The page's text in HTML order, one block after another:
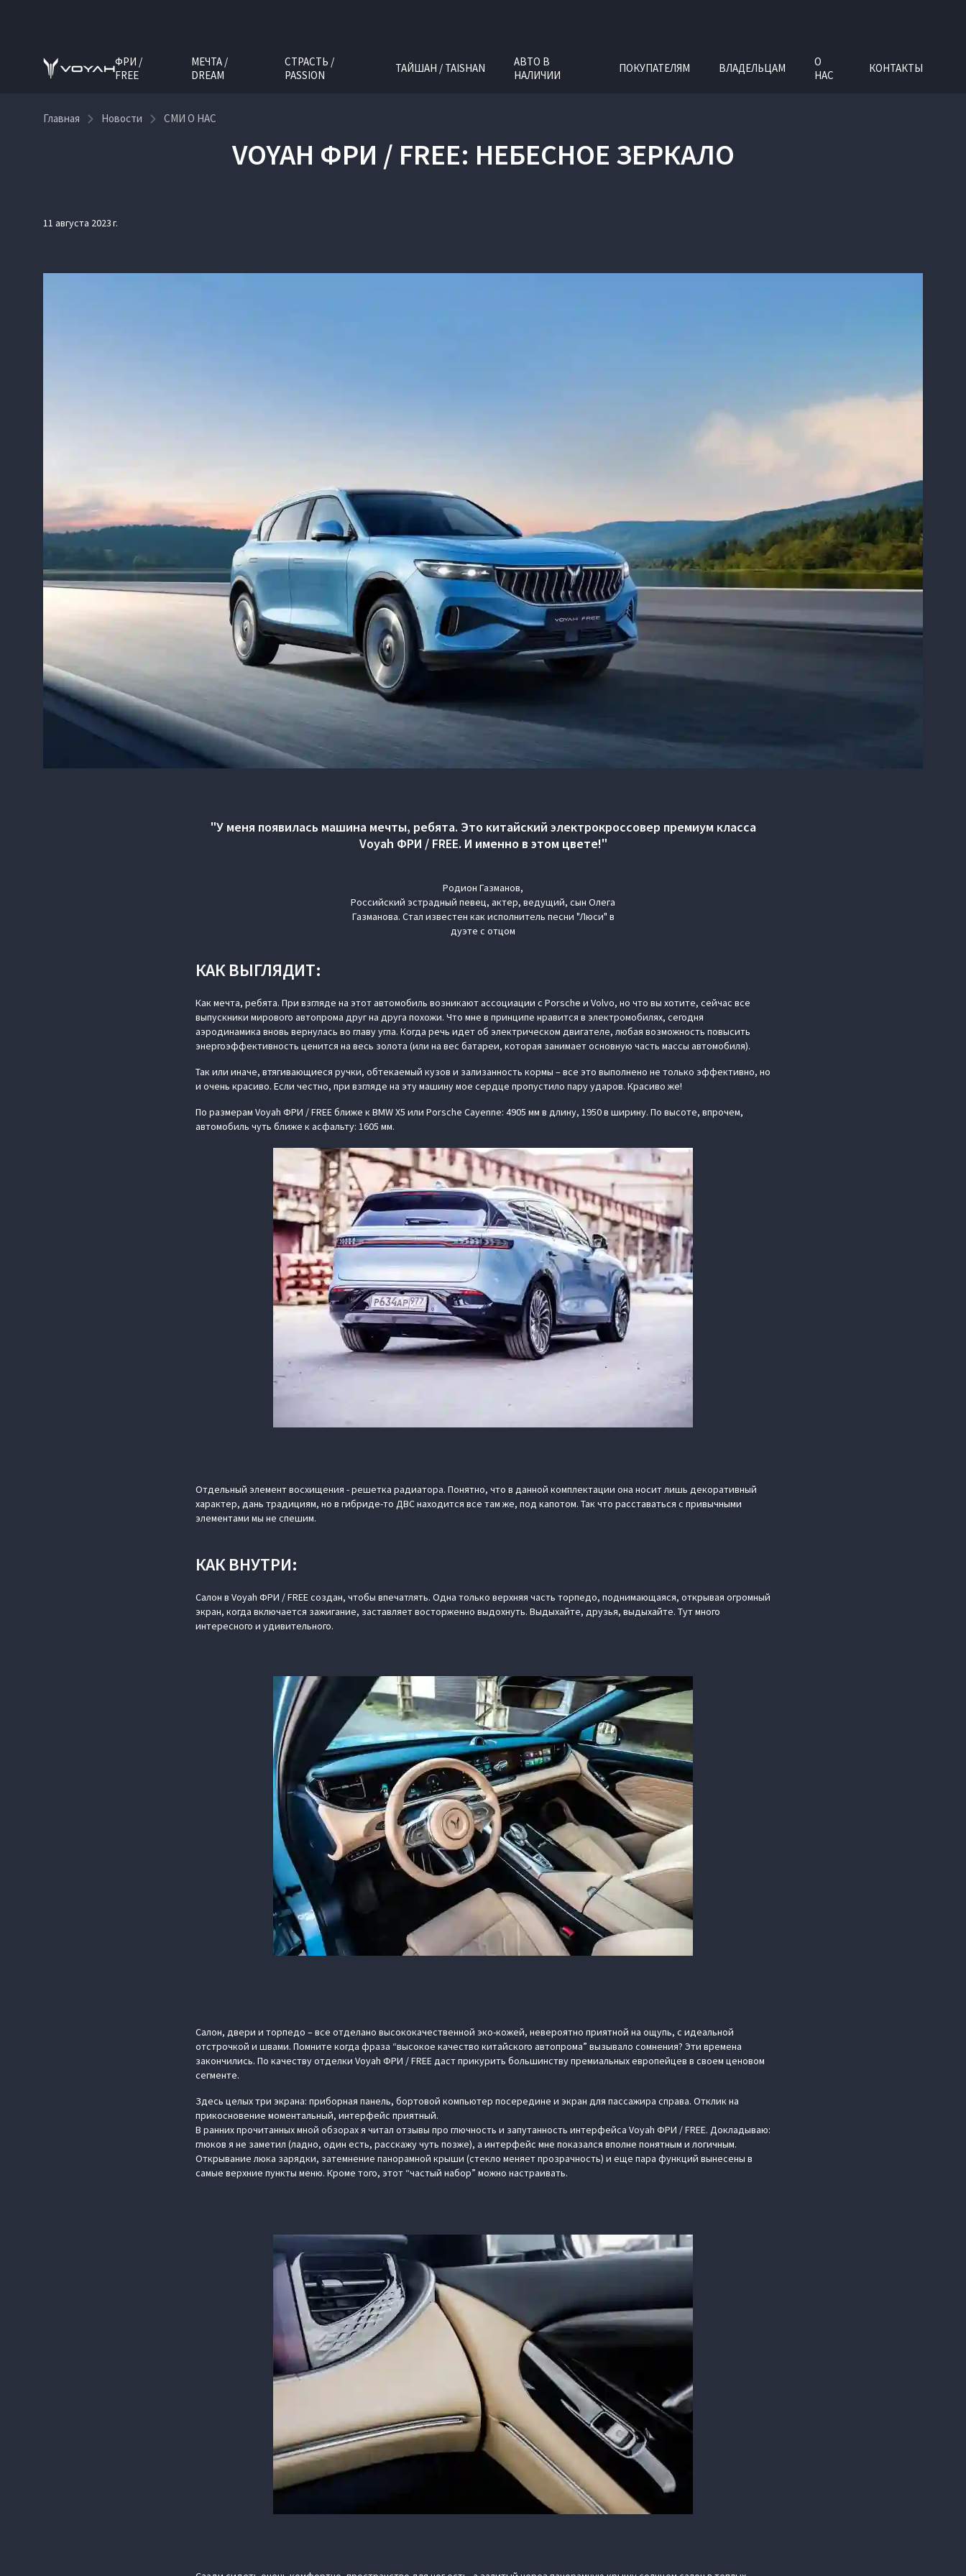
ФРИ /
FREE
МЕЧТА /
DREAM
СТРАСТЬ /
PASSION
ТАЙШАН / TAISHAN
АВТО В
НАЛИЧИИ
ПОКУПАТЕЛЯМ ВЛАДЕЛЬЦАМ
О
НАС
КОНТАКТЫ
Главная Новости СМИ О НАС
VOYAH ФРИ / FREE: НЕБЕСНОЕ ЗЕРКАЛО
11 августа 2023 г.
"У меня появилась машина мечты, ребята. Это китайский электрокроссовер премиум класса
Voyah ФРИ / FREE. И именно в этом цвете!"
Родион Газманов,
Российский эстрадный певец, актер, ведущий, сын Олега
Газманова. Стал известен как исполнитель песни "Люси" в
дуэте с отцом
КАК ВЫГЛЯДИТ:
Как мечта, ребята. При взгляде на этот автомобиль возникают ассоциации с Porsche и Volvo, но что вы хотите, сейчас все
выпускники мирового автопрома друг на друга похожи. Что мне в принципе нравится в электромобилях, сегодня
аэродинамика вновь вернулась во главу угла. Когда речь идет об электрическом двигателе, любая возможность повысить
энергоэффективность ценится на весь золота (или на вес батареи, которая занимает основную часть массы автомобиля).
Так или иначе, втягивающиеся ручки, обтекаемый кузов и зализанность кормы – все это выполнено не только эффективно, но
и очень красиво. Если честно, при взгляде на эту машину мое сердце пропустило пару ударов. Красиво же!
По размерам Voyah ФРИ / FREE ближе к BMW X5 или Porsche Cayenne: 4905 мм в длину, 1950 в ширину. По высоте, впрочем,
автомобиль чуть ближе к асфальту: 1605 мм.
Отдельный элемент восхищения - решетка радиатора. Понятно, что в данной комплектации она носит лишь декоративный
характер, дань традициям, но в гибриде-то ДВС находится все там же, под капотом. Так что расставаться с привычными
элементами мы не спешим.
КАК ВНУТРИ:
Салон в Voyah ФРИ / FREE создан, чтобы впечатлять. Одна только верхняя часть торпедо, поднимающаяся, открывая огромный
экран, когда включается зажигание, заставляет восторженно выдохнуть. Выдыхайте, друзья, выдыхайте. Тут много
интересного и удивительного.
Салон, двери и торпедо – все отделано высококачественной эко-кожей, невероятно приятной на ощупь, с идеальной
отстрочкой и швами. Помните когда фраза “высокое качество китайского автопрома” вызывало сомнения? Эти времена
закончились. По качеству отделки Voyah ФРИ / FREE даст прикурить большинству премиальных европейцев в своем ценовом
сегменте.
Здесь целых три экрана: приборная панель, бортовой компьютер посередине и экран для пассажира справа. Отклик на
прикосновение моментальный, интерфейс приятный.
В ранних прочитанных мной обзорах я читал отзывы про глючность и запутанность интерфейса Voyah ФРИ / FREE. Докладываю:
глюков я не заметил (ладно, один есть, расскажу чуть позже), а интерфейс мне показался вполне понятным и логичным.
Открывание люка зарядки, затемнение панорамной крыши (стекло меняет прозрачность) и еще пара функций вынесены в
самые верхние пункты меню. Кроме того, этот “частый набор” можно настраивать.